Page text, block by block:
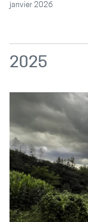
janvier 2026
2025